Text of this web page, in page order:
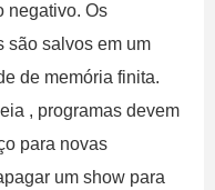
negativo. Os
são salvos em um
de memória finita.
, programas devem
para novas
um show para